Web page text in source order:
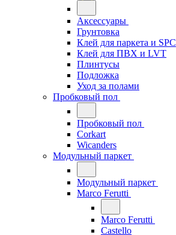
Аксессуары
Грунтовка
Клей для паркета и SPC
Клей для ПВХ и LVT
Плинтусы
Подложка
Уход за полами
Пробковый пол
Пробковый пол
Corkart
Wicanders
Модульный паркет
Модульный паркет
Marco Ferutti
Marco Ferutti
Castello